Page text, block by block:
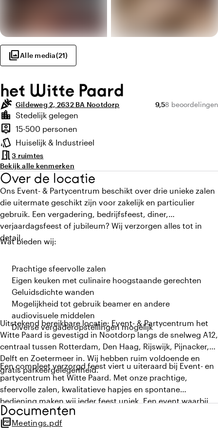
photo_libraryAlle media(21)
het Witte Paard
celebration Gildeweg 2, 2632 BA Nootdorp Gemiddelde
9,5Aantal
8 beoordelingen
Highlights
location_city
Locatie en omgeving
Stedelijk gelegen
person_pin
Capaciteit
15-500 personen
style
Sfeer en uitstraling
Huiselijk & Industrieel
meeting_room3 ruimtes
Bekijk alle kenmerken
Over de locatie
Ons Event- & Partycentrum beschikt over drie unieke zalen
die uitermate geschikt zijn voor zakelijk en particulier
gebruik. Een vergadering, bedrijfsfeest, diner,
verjaardagsfeest of jubileum? Wij verzorgen alles tot in
detail.
Wat bieden wij:
Prachtige sfeervolle zalen
Eigen keuken met culinaire hoogstaande gerechten
Geluidsdichte wanden
Mogelijkheid tot gebruik beamer en andere
audiovisuele middelen
Diverse vergaderopstellingen mogelijk
Uitstekend bereikbare locatie; Event- & Partycentrum het
Witte Paard is gevestigd in Nootdorp langs de snelweg A12,
centraal tussen Rotterdam, Den Haag, Rijswijk, Pijnacker,
Delft en Zoetermeer in. Wij hebben ruim voldoende en
gratis parkeergelegenheid.
Een compleet verzorgd feest viert u uiteraard bij Event- en
partycentrum het Witte Paard. Met onze prachtige,
sfeervolle zalen, kwalitatieve hapjes en spontane
bediening maken wij ieder feest uniek. Een event waarbij
alles tot in detail is verzorgd.
Documenten
picture_as_pdfMeetings.pdf